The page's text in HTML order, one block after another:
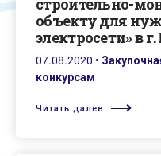
строительно-
объекту для
электросети» в
07.08.2020 •
конкурсам
Читать далее